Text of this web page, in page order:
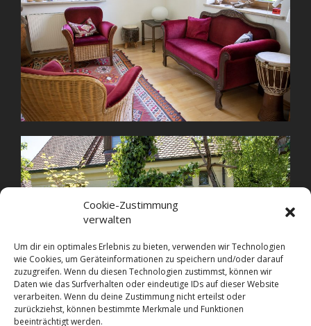
Cookie-Zustimmung
verwalten
Um dir ein optimales Erlebnis zu bieten, verwenden wir Technologien
wie Cookies, um Geräteinformationen zu speichern und/oder darauf
zuzugreifen. Wenn du diesen Technologien zustimmst, können wir
Daten wie das Surfverhalten oder eindeutige IDs auf dieser Website
verarbeiten. Wenn du deine Zustimmung nicht erteilst oder
zurückziehst, können bestimmte Merkmale und Funktionen
beeinträchtigt werden.